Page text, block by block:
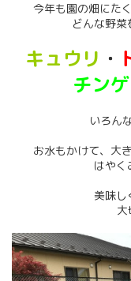
今年も園の畑にた
どんな野菜
キュウリ ・
チン
いろん
お水もかけて、大
はや
美味し